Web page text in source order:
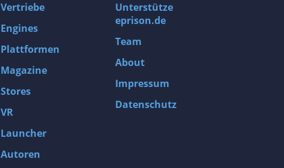
Vertriebe
Engines
Plattformen
Magazine
Stores
VR
Launcher
Autoren
Unterstütze
eprison.de
Team
About
Impressum
Datenschutz